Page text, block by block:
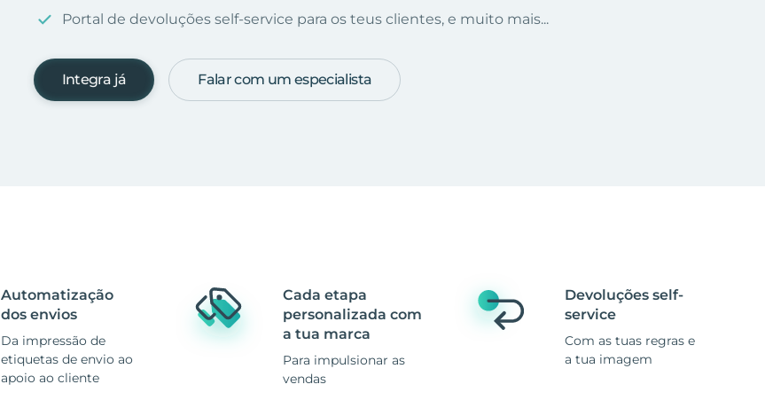
Portal de devoluções self-service para os teus clientes, e muito mais...
Integra já Falar com um especialista
Automatização
dos envios
Da impressão de
etiquetas de envio ao
apoio ao cliente
Cada etapa
personalizada com
a tua marca
Para impulsionar as
vendas
Devoluções self-
service
Com as tuas regras e
a tua imagem